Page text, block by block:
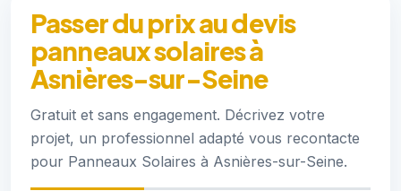
Passer du prix au devis
panneaux solaires à
Asnières-sur-Seine
Gratuit et sans engagement. Décrivez votre
projet, un professionnel adapté vous recontacte
pour Panneaux Solaires à Asnières-sur-Seine.